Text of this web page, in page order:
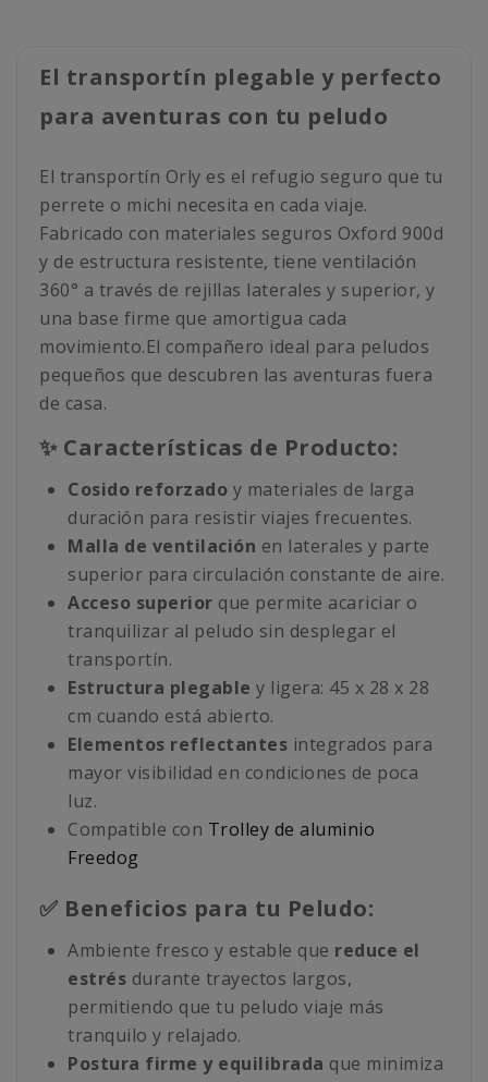
El transportín plegable y perfecto
para aventuras con tu peludo
El transportín Orly es el refugio seguro que tu
perrete o michi necesita en cada viaje.
Fabricado con materiales seguros Oxford 900d
y de estructura resistente, tiene ventilación
360° a través de rejillas laterales y superior, y
una base firme que amortigua cada
movimiento.El compañero ideal para peludos
pequeños que descubren las aventuras fuera
de casa.
✨ Características de Producto:
Cosido reforzado y materiales de larga
duración para resistir viajes frecuentes.
Malla de ventilación en laterales y parte
superior para circulación constante de aire.
Acceso superior que permite acariciar o
tranquilizar al peludo sin desplegar el
transportín.
Estructura plegable y ligera: 45 x 28 x 28
cm cuando está abierto.
Elementos reflectantes integrados para
mayor visibilidad en condiciones de poca
luz.
Compatible con Trolley de aluminio
Freedog
✅ Beneficios para tu Peludo:
Ambiente fresco y estable que reduce el
estrés durante trayectos largos,
permitiendo que tu peludo viaje más
tranquilo y relajado.
Postura firme y equilibrada que minimiza